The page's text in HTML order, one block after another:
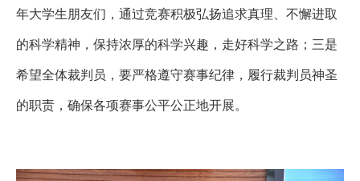
年大学生朋友们，通过竞赛积极弘扬追求真理、不懈进取
的科学精神，保持浓厚的科学兴趣，走好科学之路；三是
希望全体裁判员，要严格遵守赛事纪律，履行裁判员神圣
的职责，确保各项赛事公平公正地开展。